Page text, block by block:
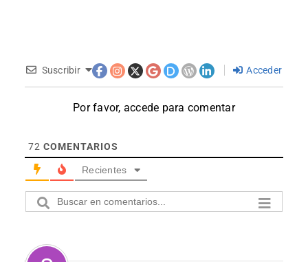
Suscribir Acceder
Por favor, accede para comentar
72 COMENTARIOS
Recientes